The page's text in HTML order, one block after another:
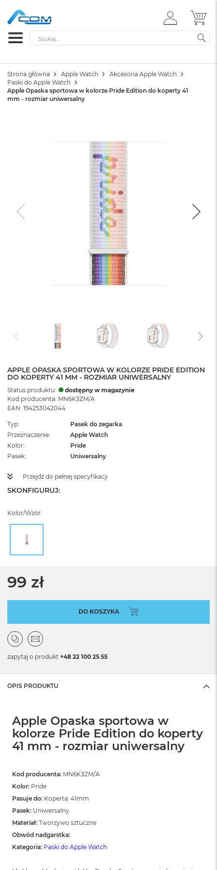
ZALOGUJ
SIĘ
Szukaj
Strona główna Apple Watch
Akcesoria Apple Watch
Paski do Apple Watch
Apple Opaska sportowa w kolorze Pride Edition do koperty 41
mm - rozmiar uniwersalny
APPLE OPASKA SPORTOWA W KOLORZE PRIDE EDITION
DO KOPERTY 41 MM - ROZMIAR UNIWERSALNY
Status produktu:
dostępny w magazynie
Kod producenta: MN6K3ZM/A
EAN: 194253042044
Typ
Pasek do zegarka
Przeznaczenie
Apple Watch
Kolor
Pride
Pasek
Uniwersalny
Przejdź do pełnej specyfikacji
SKONFIGURUJ:
Kolor/Wzór:
99 zł
DO KOSZYKA
zapytaj o produkt +48 22 100 25 55
OPIS PRODUKTU
Apple Opaska sportowa w
kolorze Pride Edition do koperty
41 mm - rozmiar uniwersalny
Kod producenta: MN6K3ZM/A
Kolor: Pride
Pasuje do: Koperta: 41mm
Pasek: Uniwersalny
Materiał: Tworzywo sztuczne
Obwód nadgarstka:
Kategoria: Paski do Apple Watch